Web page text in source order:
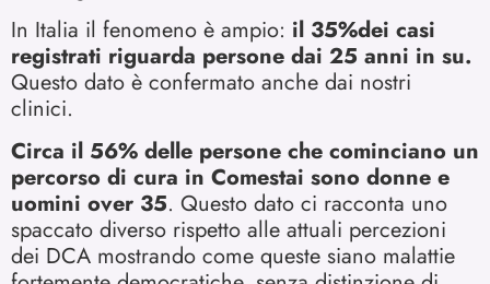
In Italia il fenomeno è ampio: il 35%dei casi
registrati riguarda persone dai 25 anni in su.
Questo dato è confermato anche dai nostri
clinici.
Circa il 56% delle persone che cominciano un
percorso di cura in Comestai sono donne e
uomini over 35. Questo dato ci racconta uno
spaccato diverso rispetto alle attuali percezioni
dei DCA mostrando come queste siano malattie